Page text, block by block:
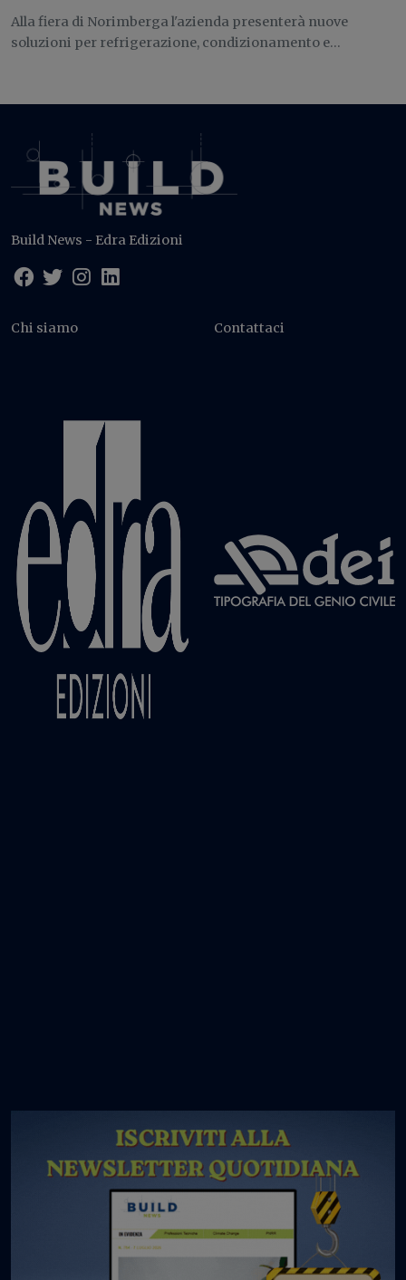
Alla fiera di Norimberga l'azienda presenterà nuove
soluzioni per refrigerazione, condizionamento e...
Build News - Edra Edizioni
Chi siamo Contattaci